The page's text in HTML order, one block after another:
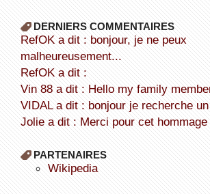
DERNIERS COMMENTAIRES
refOK a dit : bonjour, je ne peux
malheureusement...
refOK a dit :
Vin 88 a dit : Hello my family
VIDAL a dit : bonjour je recherche
Jolie a dit : Merci pour cet
PARTENAIRES
wikipedia